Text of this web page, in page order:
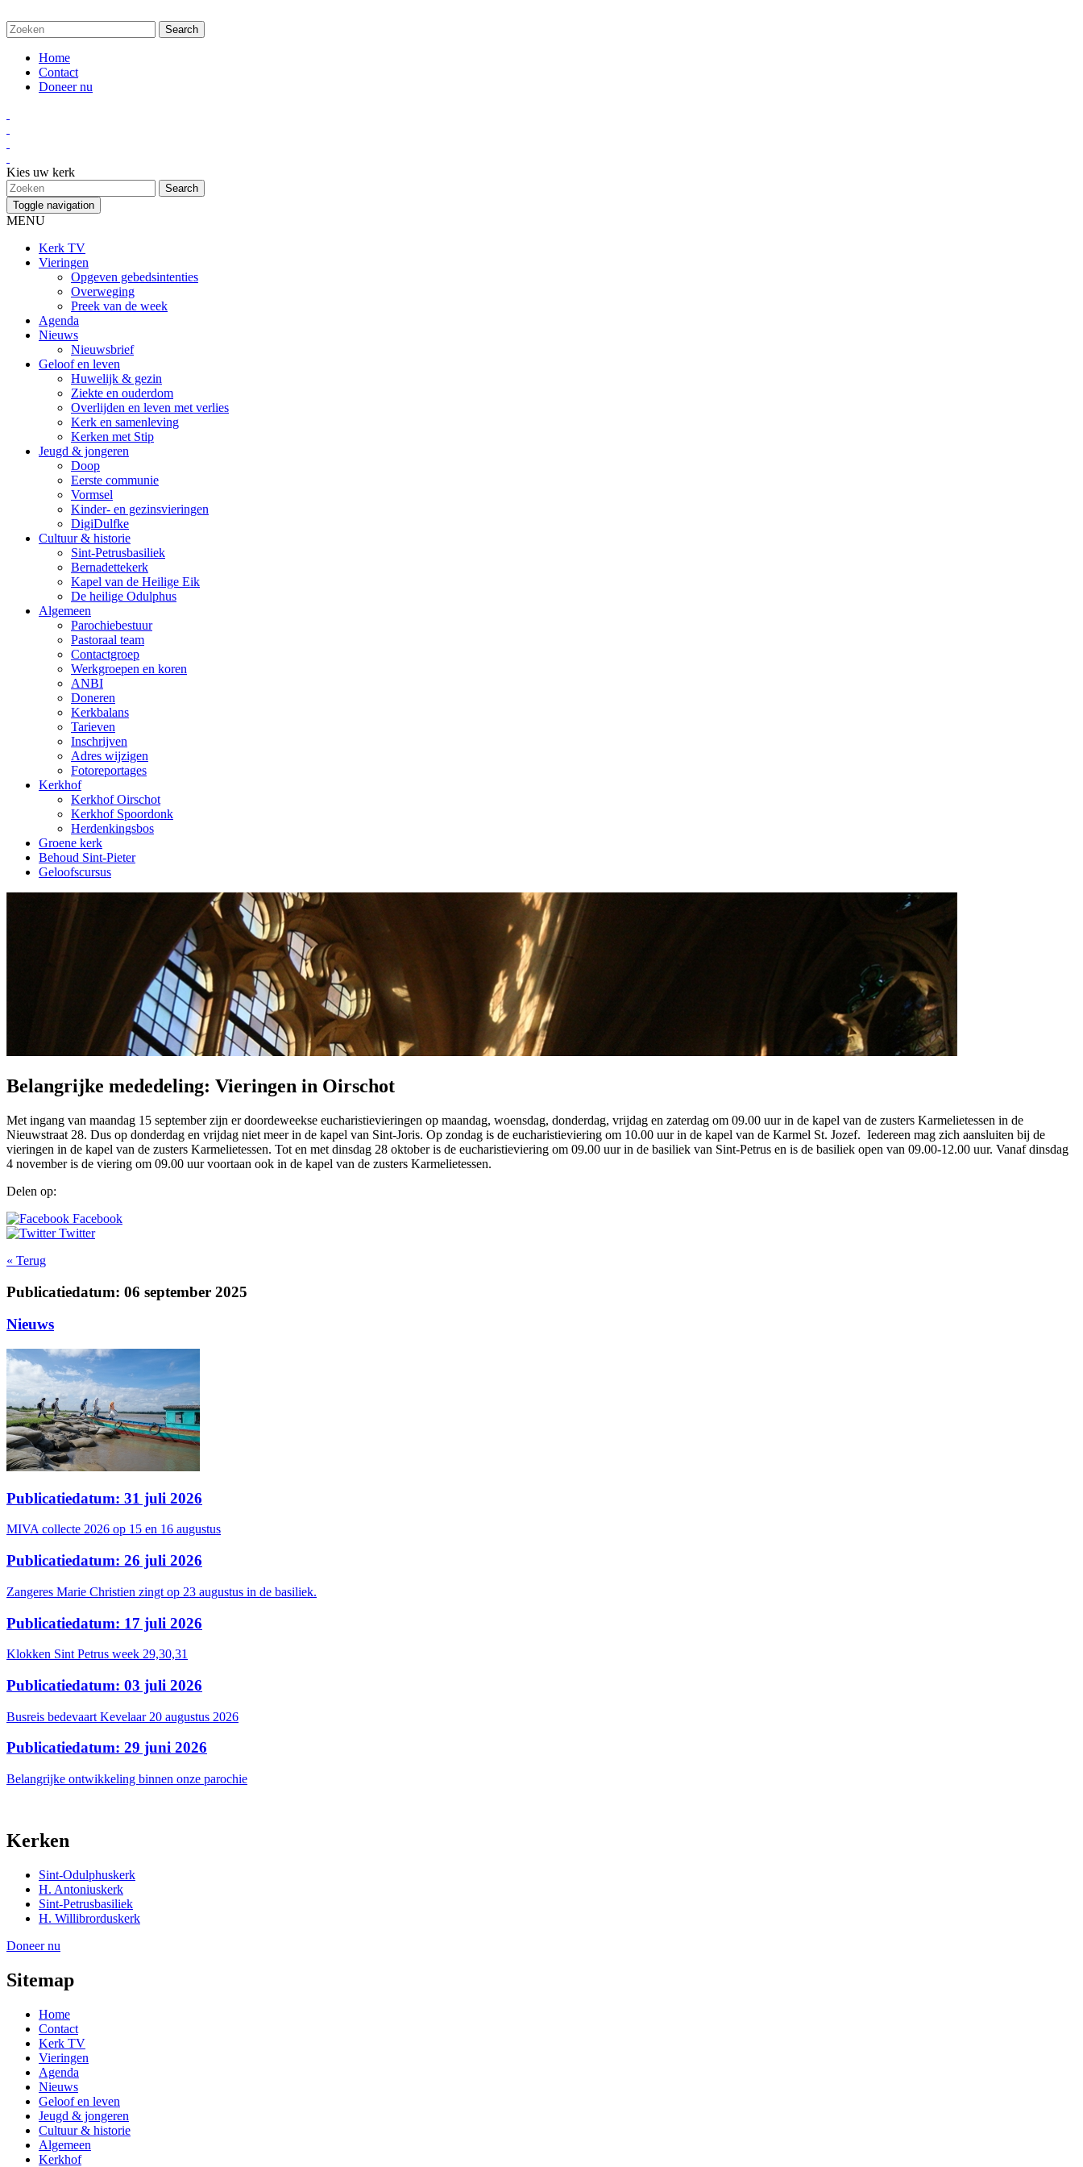
Home
Contact
Doneer nu
Kies uw kerk
Toggle navigation
MENU
Kerk TV
Vieringen
Opgeven gebedsintenties
Overweging
Preek van de week
Agenda
Nieuws
Nieuwsbrief
Geloof en leven
Huwelijk & gezin
Ziekte en ouderdom
Overlijden en leven met verlies
Kerk en samenleving
Kerken met Stip
Jeugd & jongeren
Doop
Eerste communie
Vormsel
Kinder- en gezinsvieringen
DigiDulfke
Cultuur & historie
Sint-Petrusbasiliek
Bernadettekerk
Kapel van de Heilige Eik
De heilige Odulphus
Algemeen
Parochiebestuur
Pastoraal team
Contactgroep
Werkgroepen en koren
ANBI
Doneren
Kerkbalans
Tarieven
Inschrijven
Adres wijzigen
Fotoreportages
Kerkhof
Kerkhof Oirschot
Kerkhof Spoordonk
Herdenkingsbos
Groene kerk
Behoud Sint-Pieter
Geloofscursus
Belangrijke mededeling: Vieringen in Oirschot
Met ingang van maandag 15 september zijn er doordeweekse eucharistievieringen op maandag, woensdag, donderdag, vrijdag en zaterdag om 09.00 uur in de kapel van de zusters Karmelietessen in de
Nieuwstraat 28. Dus op donderdag en vrijdag niet meer in de kapel van Sint-Joris. Op zondag is de eucharistieviering om 10.00 uur in de kapel van de Karmel St. Jozef. Iedereen mag zich aansluiten bij de
vieringen in de kapel van de zusters Karmelietessen. Tot en met dinsdag 28 oktober is de eucharistieviering om 09.00 uur in de basiliek van Sint-Petrus en is de basiliek open van 09.00-12.00 uur. Vanaf dinsdag
4 november is de viering om 09.00 uur voortaan ook in de kapel van de zusters Karmelietessen.
Delen op:
Facebook
Twitter
« Terug
Publicatiedatum: 06 september 2025
Nieuws
Publicatiedatum: 31 juli 2026
MIVA collecte 2026 op 15 en 16 augustus
Publicatiedatum: 26 juli 2026
Zangeres Marie Christien zingt op 23 augustus in de basiliek.
Publicatiedatum: 17 juli 2026
Klokken Sint Petrus week 29,30,31
Publicatiedatum: 03 juli 2026
Busreis bedevaart Kevelaar 20 augustus 2026
Publicatiedatum: 29 juni 2026
Belangrijke ontwikkeling binnen onze parochie
Kerken
Sint-Odulphuskerk
H. Antoniuskerk
Sint-Petrusbasiliek
H. Willibrorduskerk
Doneer nu
Sitemap
Home
Contact
Kerk TV
Vieringen
Agenda
Nieuws
Geloof en leven
Jeugd & jongeren
Cultuur & historie
Algemeen
Kerkhof